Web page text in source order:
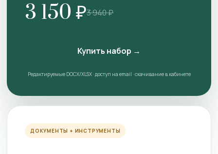
3 150 ₽3 940 ₽
Купить набор →
Редактируемые DOCX/XLSX · доступ на email · скачивание в кабинете
ДОКУМЕНТЫ + ИНСТРУМЕНТЫ